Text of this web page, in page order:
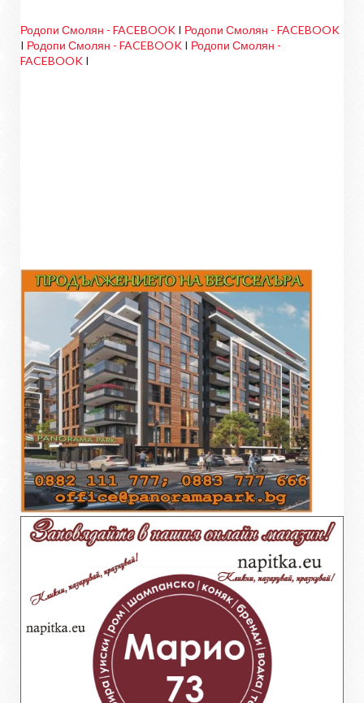
Родопи Смолян - FACEBOOK I Родопи Смолян - FACEBOOK
I Родопи Смолян - FACEBOOK I Родопи Смолян -
FACEBOOK I